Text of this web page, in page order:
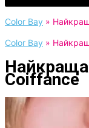
вмісту
Color Bay »
Color Bay »
Найкраща
Coiffance